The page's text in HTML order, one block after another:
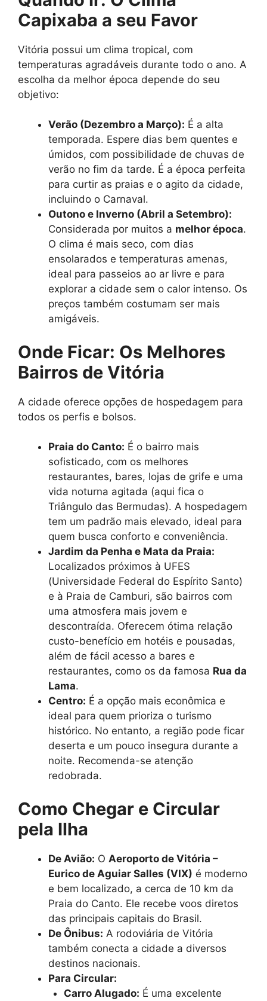
Capixaba a seu Favor
Vitória possui um clima tropical, com
temperaturas agradáveis durante todo o ano. A
escolha da melhor época depende do seu
objetivo:
Verão (Dezembro a Março): É a alta
temporada. Espere dias bem quentes e
úmidos, com possibilidade de chuvas de
verão no fim da tarde. É a época perfeita
para curtir as praias e o agito da cidade,
incluindo o Carnaval.
Outono e Inverno (Abril a Setembro):
Considerada por muitos a melhor época.
O clima é mais seco, com dias
ensolarados e temperaturas amenas,
ideal para passeios ao ar livre e para
explorar a cidade sem o calor intenso. Os
preços também costumam ser mais
amigáveis.
Onde Ficar: Os Melhores
Bairros de Vitória
A cidade oferece opções de hospedagem para
todos os perfis e bolsos.
Praia do Canto: É o bairro mais
sofisticado, com os melhores
restaurantes, bares, lojas de grife e uma
vida noturna agitada (aqui fica o
Triângulo das Bermudas). A hospedagem
tem um padrão mais elevado, ideal para
quem busca conforto e conveniência.
Jardim da Penha e Mata da Praia:
Localizados próximos à UFES
(Universidade Federal do Espírito Santo)
e à Praia de Camburi, são bairros com
uma atmosfera mais jovem e
descontraída. Oferecem ótima relação
custo-benefício em hotéis e pousadas,
além de fácil acesso a bares e
restaurantes, como os da famosa Rua da
Lama.
Centro: É a opção mais econômica e
ideal para quem prioriza o turismo
histórico. No entanto, a região pode ficar
deserta e um pouco insegura durante a
noite. Recomenda-se atenção
redobrada.
Como Chegar e Circular
pela Ilha
De Avião: O Aeroporto de Vitória –
Eurico de Aguiar Salles (VIX) é moderno
e bem localizado, a cerca de 10 km da
Praia do Canto. Ele recebe voos diretos
das principais capitais do Brasil.
De Ônibus: A rodoviária de Vitória
também conecta a cidade a diversos
destinos nacionais.
Para Circular:
Carro Alugado: É uma excelente